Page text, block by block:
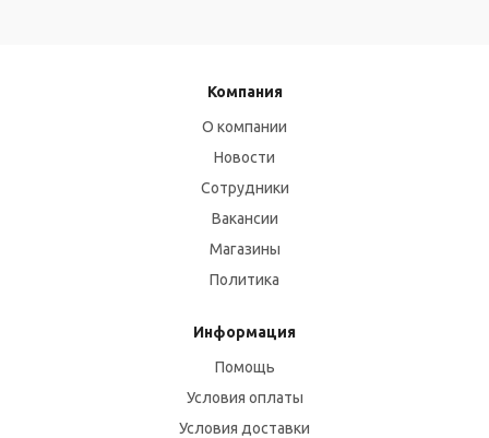
Компания
О компании
Новости
Сотрудники
Вакансии
Магазины
Политика
Информация
Помощь
Условия оплаты
Условия доставки